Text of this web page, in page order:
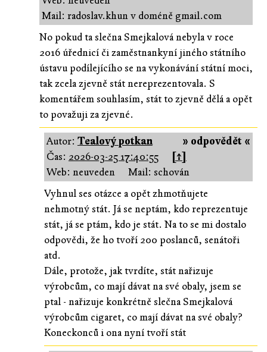
Mail: radoslav.khun v doméně gmail.com
No pokud ta slečna Smejkalová nebyla v roce
2016 úřednicí či zaměstnankyní jiného státního
ústavu podílejícího se na vykonávání státní moci,
tak zcela zjevně stát nereprezentovala. S
komentářem souhlasím, stát to zjevně dělá a opět
to považuji za zjevné.
» odpovědět «
Autor: Tealový potkan
Čas: 2026-03-25 17:40:55
[↑]
Web: neuveden
Mail: schován
Vyhnul ses otázce a opět zhmotňujete
nehmotný stát. Já se neptám, kdo reprezentuje
stát, já se ptám, kdo je stát. Na to se mi dostalo
odpovědi, že ho tvoří 200 poslanců, senátoři
atd.
Dále, protože, jak tvrdíte, stát nařizuje
výrobcům, co mají dávat na své obaly, jsem se
ptal - nařizuje konkrétně slečna Smejkalová
výrobcům cigaret, co mají dávat na své obaly?
Koneckonců i ona nyní tvoří stát